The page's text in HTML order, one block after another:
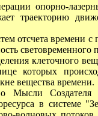
опорно-
траекторию
отсчета времени
световременного
клеточного
которых
вещества времени.
Создателя
в системе